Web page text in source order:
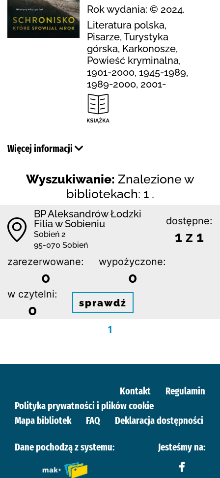
Rok wydania: © 2024.
Literatura polska,
Pisarze, Turystyka
górska, Karkonosze,
Powieść kryminalna,
1901-2000, 1945-1989,
1989-2000, 2001-
Więcej informacji
Wyszukiwanie: Znalezione w
bibliotekach: 1 .
BP Aleksandrów Łodzki
Filia w Sobieniu
Sobień 2
95-070 Sobień
dostępne:
1 z 1
zarezerwowane:
0
wypożyczone:
0
w czytelni:
0 sprawdź
1
Kontakt
Regulamin
Polityka prywatności i plików cookie
Mapa bibliotek
FAQ Deklaracja dostępności
Dane pochodzą z systemu: Jesteśmy na: